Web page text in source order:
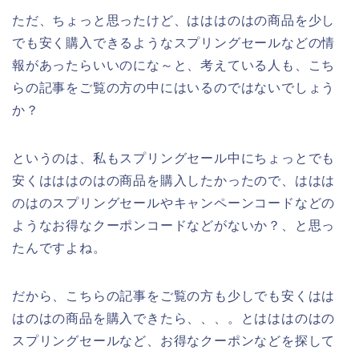
ただ、ちょっと思ったけど、はははのはの商品を少し
でも安く購入できるようなスプリングセールなどの情
報があったらいいのにな～と、考えている人も、こち
らの記事をご覧の方の中にはいるのではないでしょう
か？
というのは、私もスプリングセール中にちょっとでも
安くはははのはの商品を購入したかったので、ははは
のはのスプリングセールやキャンペーンコードなどの
ようなお得なクーポンコードなどがないか？、と思っ
たんですよね。
だから、こちらの記事をご覧の方も少しでも安くはは
はのはの商品を購入できたら、、、。とはははのはの
スプリングセールなど、お得なクーポンなどを探して